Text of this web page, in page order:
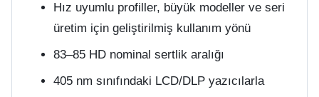
Hız uyumlu profiller, büyük modeller ve seri
üretim için geliştirilmiş kullanım yönü
83–85 HD nominal sertlik aralığı
405 nm sınıfındaki LCD/DLP yazıcılarla